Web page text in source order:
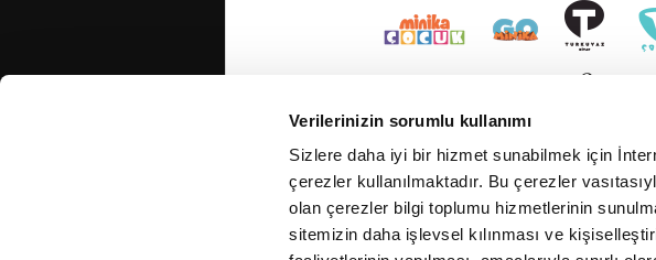
Verilerinizin sorumlu kullanımı
Sizlere daha iyi bir hizmet sunabilmek için
çerezler kullanılmaktadır. Bu çerezler
olan çerezler bilgi toplumu hizmetlerinin
sitemizin daha işlevsel kılınması ve